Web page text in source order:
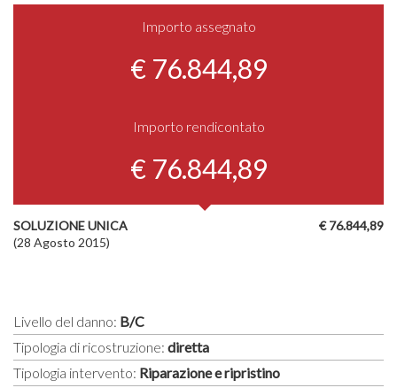
Importo assegnato
€ 76.844,89
Importo rendicontato
€ 76.844,89
€ 76.844,89
SOLUZIONE UNICA
(28 Agosto 2015)
Livello del danno: B/C
Tipologia di ricostruzione: diretta
Tipologia intervento: Riparazione e ripristino